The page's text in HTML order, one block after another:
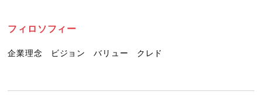
フィロソフィー
企業理念 ビジョン バリュー クレド